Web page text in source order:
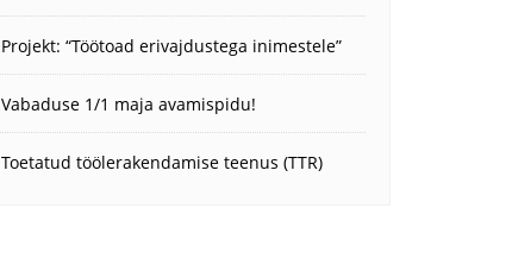
Projekt: “Töötoad erivajdustega inimestele”
Vabaduse 1/1 maja avamispidu!
Toetatud töölerakendamise teenus (TTR)